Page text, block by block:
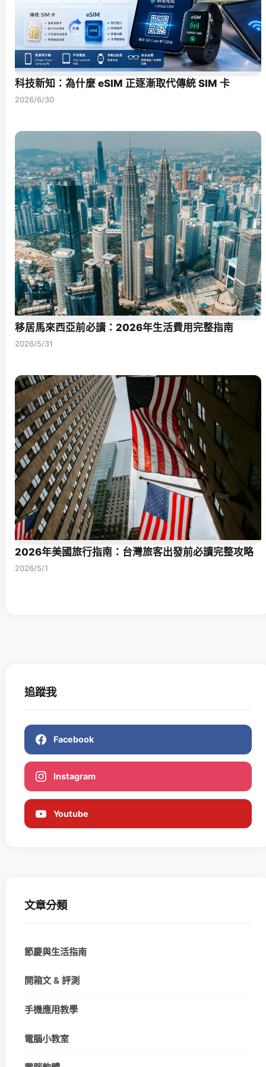
科技新知：為什麼 eSIM 正逐漸取代傳統 SIM 卡
2026/6/30
移居馬來西亞前必讀：2026年生活費用完整指南
2026/5/31
2026年美國旅行指南：台灣旅客出發前必讀完整攻略
2026/5/1
追蹤我
Facebook
Instagram
Youtube
文章分類
節慶與生活指南
開箱文 & 評測
手機應用教學
電腦小教室